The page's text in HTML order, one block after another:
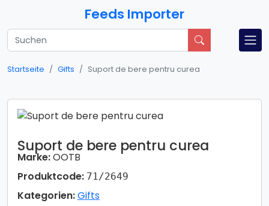
Feeds Importer
Startseite Gifts Suport de bere pentru curea
Suport de bere pentru curea
Marke:OOTB
Produktcode: 71/2649
Kategorien:Gifts